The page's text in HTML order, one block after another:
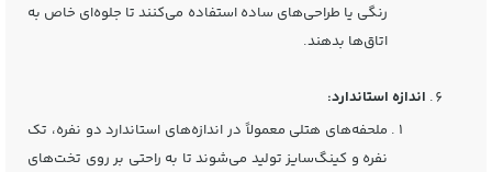
رنگی یا طراحی‌های ساده استفاده می‌کنند تا جلوه‌ای خاص به
اتاق‌ها بدهند.
اندازه استاندارد:
ملحفه‌های هتلی معمولاً در اندازه‌های استاندارد دو نفره، تک
نفره و کینگ‌سایز تولید می‌شوند تا به راحتی بر روی تخت‌های